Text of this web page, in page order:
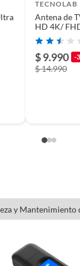
precio reducido.
TECNOLAB
Antena de
HD 4K/
Ganancia
$ 9.990 -
$ 14.990
y Mantenimiento